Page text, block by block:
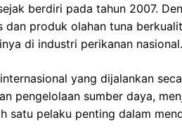
berdiri pada tahun 2007.
produk olahan tuna
di industri perikanan nasional.
yang dijalankan
pengelolaan sumber daya,
satu pelaku penting dalam